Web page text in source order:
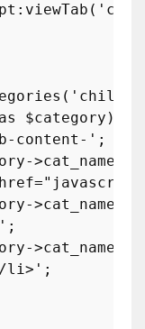
: viewTab ('
('
as $category )
content-' ;
->cat_name;
->cat_name;
;
->cat_name;
li>' ;